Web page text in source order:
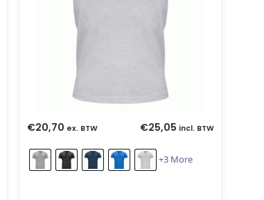
€20,70 ex. BTW €25,05 incl. BTW
+3 More